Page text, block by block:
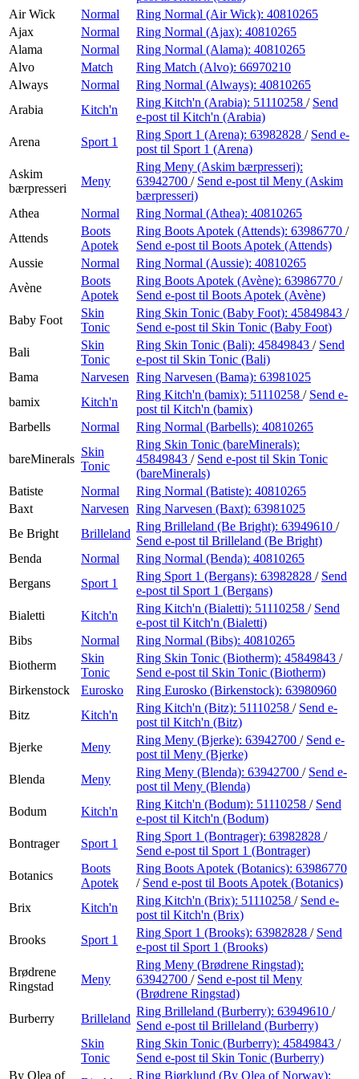
Air Wick
Normal Ring Normal (Air Wick): 40810265
Ajax
Normal Ring Normal (Ajax): 40810265
Alama
Normal Ring Normal (Alama): 40810265
Alvo
Match Ring Match (Alvo): 66970210
Always
Normal Ring Normal (Always): 40810265
Arabia
Kitch'n
Ring Kitch'n (Arabia): 51110258 / Send
e-post til Kitch'n (Arabia)
Arena
Sport 1
Ring Sport 1 (Arena): 63982828 / Send e-
post til Sport 1 (Arena)
Askim
bærpresseri
Meny
Ring Meny (Askim bærpresseri):
63942700 / Send e-post til Meny (Askim
bærpresseri)
Athea
Normal Ring Normal (Athea): 40810265
Attends
Boots
Apotek
Ring Boots Apotek (Attends): 63986770 /
Send e-post til Boots Apotek (Attends)
Aussie
Normal Ring Normal (Aussie): 40810265
Avène
Boots
Apotek
Ring Boots Apotek (Avène): 63986770 /
Send e-post til Boots Apotek (Avène)
Baby Foot
Skin
Tonic
Ring Skin Tonic (Baby Foot): 45849843 /
Send e-post til Skin Tonic (Baby Foot)
Bali
Skin
Tonic
Ring Skin Tonic (Bali): 45849843 / Send
e-post til Skin Tonic (Bali)
Bama
Narvesen Ring Narvesen (Bama): 63981025
bamix
Kitch'n
Ring Kitch'n (bamix): 51110258 / Send e-
post til Kitch'n (bamix)
Barbells
Normal Ring Normal (Barbells): 40810265
bareMinerals
Skin
Tonic
Ring Skin Tonic (bareMinerals):
45849843 / Send e-post til Skin Tonic
(bareMinerals)
Batiste
Normal Ring Normal (Batiste): 40810265
Baxt
Narvesen Ring Narvesen (Baxt): 63981025
Be Bright
Brilleland
Ring Brilleland (Be Bright): 63949610 /
Send e-post til Brilleland (Be Bright)
Benda
Normal Ring Normal (Benda): 40810265
Bergans
Sport 1
Ring Sport 1 (Bergans): 63982828 / Send
e-post til Sport 1 (Bergans)
Bialetti
Kitch'n
Ring Kitch'n (Bialetti): 51110258 / Send
e-post til Kitch'n (Bialetti)
Bibs
Normal Ring Normal (Bibs): 40810265
Biotherm
Skin
Tonic
Ring Skin Tonic (Biotherm): 45849843 /
Send e-post til Skin Tonic (Biotherm)
Birkenstock
Eurosko Ring Eurosko (Birkenstock): 63980960
Bitz
Kitch'n
Ring Kitch'n (Bitz): 51110258 / Send e-
post til Kitch'n (Bitz)
Bjerke
Meny
Ring Meny (Bjerke): 63942700 / Send e-
post til Meny (Bjerke)
Blenda
Meny
Ring Meny (Blenda): 63942700 / Send e-
post til Meny (Blenda)
Bodum
Kitch'n
Ring Kitch'n (Bodum): 51110258 / Send
e-post til Kitch'n (Bodum)
Bontrager
Sport 1
Ring Sport 1 (Bontrager): 63982828 /
Send e-post til Sport 1 (Bontrager)
Botanics
Boots
Apotek
Ring Boots Apotek (Botanics): 63986770
/ Send e-post til Boots Apotek (Botanics)
Brix
Kitch'n
Ring Kitch'n (Brix): 51110258 / Send e-
post til Kitch'n (Brix)
Brooks
Sport 1
Ring Sport 1 (Brooks): 63982828 / Send
e-post til Sport 1 (Brooks)
Brødrene
Ringstad
Meny
Ring Meny (Brødrene Ringstad):
63942700 / Send e-post til Meny
(Brødrene Ringstad)
Burberry
Brilleland
Ring Brilleland (Burberry): 63949610 /
Send e-post til Brilleland (Burberry)
Skin
Tonic
Ring Skin Tonic (Burberry): 45849843 /
Send e-post til Skin Tonic (Burberry)
By Olea of
Ring Bjørklund (By Olea of Norway):